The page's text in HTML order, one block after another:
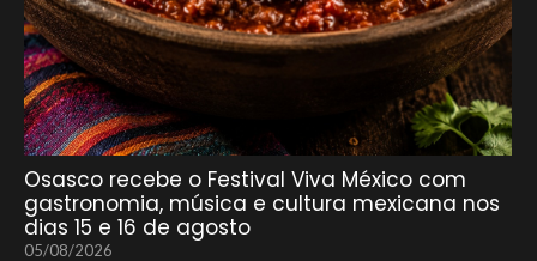
Osasco recebe o Festival Viva México com
gastronomia, música e cultura mexicana nos
dias 15 e 16 de agosto
05/08/2026